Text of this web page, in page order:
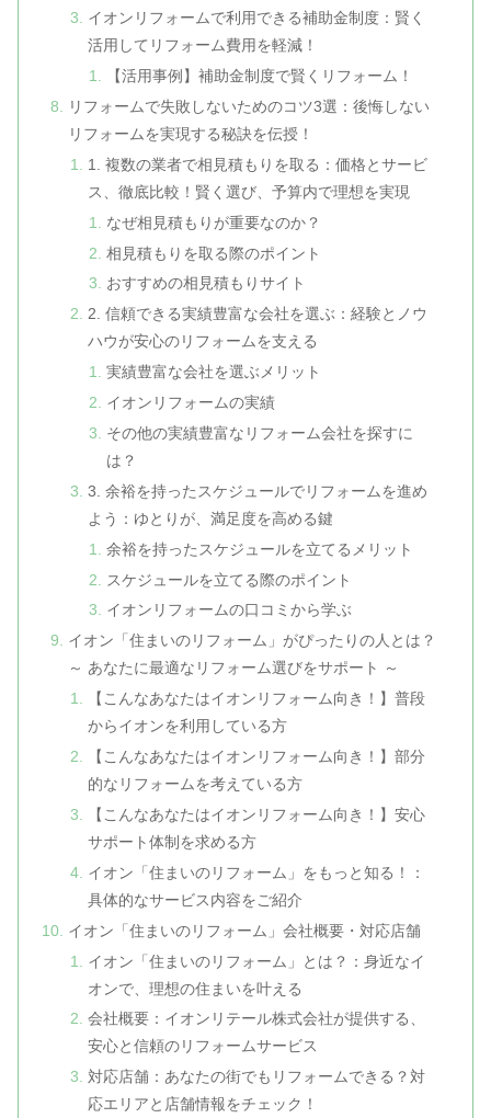
イオンリフォームで利用できる補助金制度：賢く
活用してリフォーム費用を軽減！
【活用事例】補助金制度で賢くリフォーム！
リフォームで失敗しないためのコツ3選：後悔しない
リフォームを実現する秘訣を伝授！
1. 複数の業者で相見積もりを取る：価格とサービ
ス、徹底比較！賢く選び、予算内で理想を実現
なぜ相見積もりが重要なのか？
相見積もりを取る際のポイント
おすすめの相見積もりサイト
2. 信頼できる実績豊富な会社を選ぶ：経験とノウ
ハウが安心のリフォームを支える
実績豊富な会社を選ぶメリット
イオンリフォームの実績
その他の実績豊富なリフォーム会社を探すに
は？
3. 余裕を持ったスケジュールでリフォームを進め
よう：ゆとりが、満足度を高める鍵
余裕を持ったスケジュールを立てるメリット
スケジュールを立てる際のポイント
イオンリフォームの口コミから学ぶ
イオン「住まいのリフォーム」がぴったりの人とは？
～ あなたに最適なリフォーム選びをサポート ～
【こんなあなたはイオンリフォーム向き！】普段
からイオンを利用している方
【こんなあなたはイオンリフォーム向き！】部分
的なリフォームを考えている方
【こんなあなたはイオンリフォーム向き！】安心
サポート体制を求める方
イオン「住まいのリフォーム」をもっと知る！：
具体的なサービス内容をご紹介
イオン「住まいのリフォーム」会社概要・対応店舗
イオン「住まいのリフォーム」とは？：身近なイ
オンで、理想の住まいを叶える
会社概要：イオンリテール株式会社が提供する、
安心と信頼のリフォームサービス
対応店舗：あなたの街でもリフォームできる？対
応エリアと店舗情報をチェック！